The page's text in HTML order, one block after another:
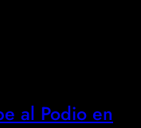
al Podio en